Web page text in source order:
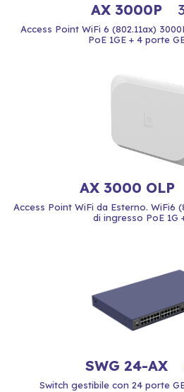
AX 3000P
Access Point WiFi 6 (802.11ax)
PoE 1GE + 4 porte
AX 3000 OLP
Access Point WiFi da Esterno. WiFi6
di ingresso PoE 1G
SWG 24-AX
Switch gestibile con 24 porte